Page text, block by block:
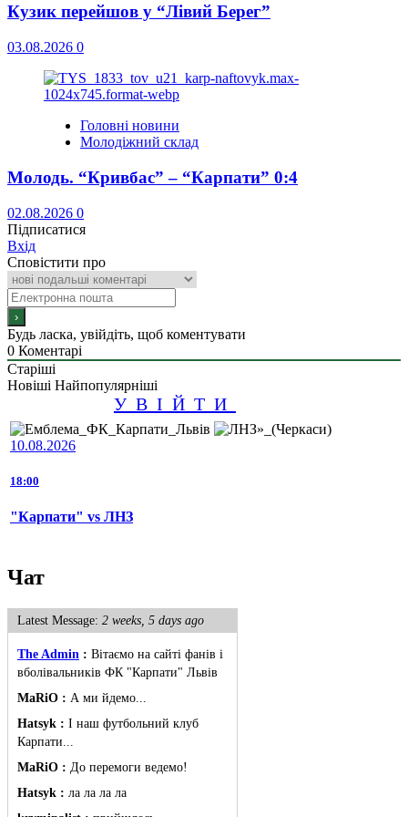
Кузик перейшов у “Лівий Берег”
03.08.2026 0
Головні новини
Молодіжний склад
Молодь. “Кривбас” – “Карпати” 0:4
02.08.2026 0
Підписатися
Вхід
Сповістити про
Будь ласка, увійдіть, щоб коментувати
0 Коментарі
Старіші
Новіші Найпопулярніші
УВІЙТИ
10.08.2026
18:00
"Карпати" vs ЛНЗ
Чат
Latest Message: 2 weeks, 5 days ago
The Admin : Вітаємо на сайті фанів і
вболівальників ФК "Карпати" Львів
MaRiO : А ми йдемо...
Hatsyk : І наш футбольний клуб
Карпати...
MaRiO : До перемоги ведемо!
Hatsyk : ла ла ла ла